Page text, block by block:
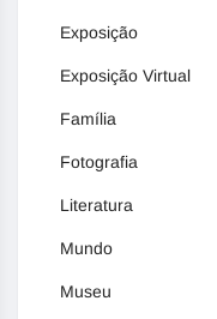
Exposição
Exposição Virtual
Família
Fotografia
Literatura
Mundo
Museu